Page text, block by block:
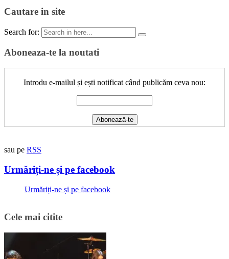
Cautare in site
Search for:
Aboneaza-te la noutati
Introdu e-mailul și ești notificat când publicăm ceva nou:
sau pe RSS
Urmăriți-ne și pe facebook
Urmăriți-ne și pe facebook
Cele mai citite